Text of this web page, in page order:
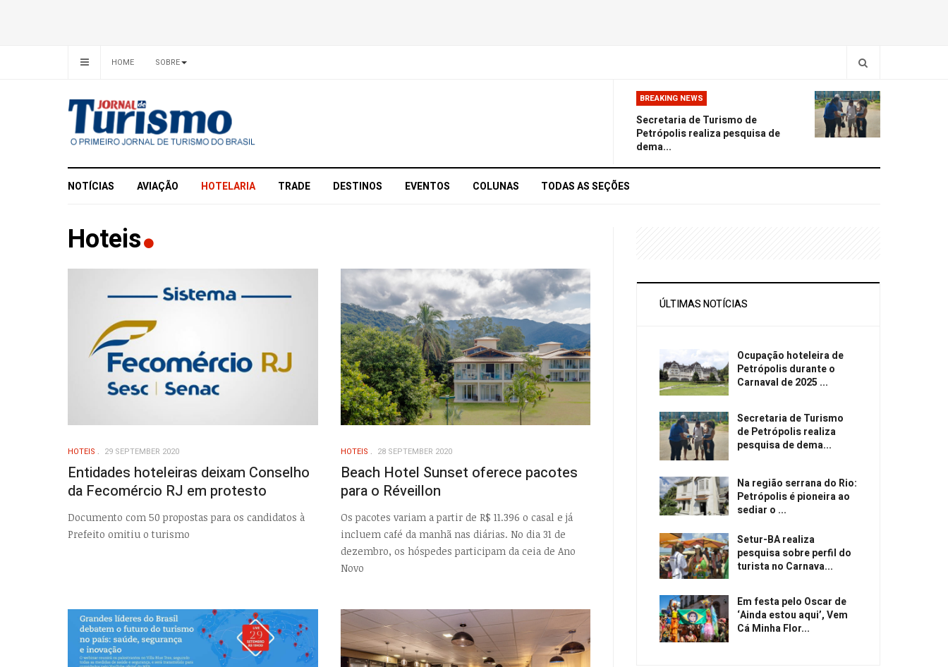
HOME SOBRE
BREAKING NEWS
Secretaria de Turismo de
Petrópolis realiza pesquisa de
dema...
NOTÍCIAS AVIAÇÃO HOTELARIA TRADE DESTINOS EVENTOS COLUNAS TODAS AS SEÇÕES
Hoteis
HOTEIS 29 SEPTEMBER 2020
Entidades hoteleiras deixam Conselho
da Fecomércio RJ em protesto
Documento com 50 propostas para os candidatos à
Prefeito omitiu o turismo
HOTEIS 28 SEPTEMBER 2020
Beach Hotel Sunset oferece pacotes
para o Réveillon
Os pacotes variam a partir de R$ 11.396 o casal e já
incluem café da manhã nas diárias. No dia 31 de
dezembro, os hóspedes participam da ceia de Ano
Novo
ÚLTIMAS NOTÍCIAS
Ocupação hoteleira de
Petrópolis durante o
Carnaval de 2025 ...
Secretaria de Turismo
de Petrópolis realiza
pesquisa de dema...
Na região serrana do Rio:
Petrópolis é pioneira ao
sediar o ...
Setur-BA realiza
pesquisa sobre perfil do
turista no Carnava...
Em festa pelo Oscar de
‘Ainda estou aqui’, Vem
Cá Minha Flor...